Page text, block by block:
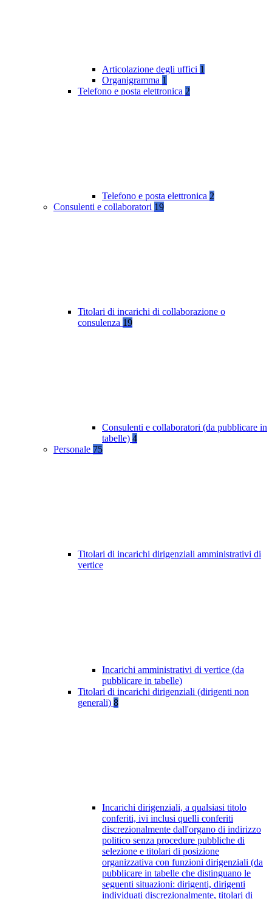
Articolazione degli uffici 1
Organigramma 1
Telefono e posta elettronica 2
Telefono e posta elettronica 2
Consulenti e collaboratori 19
Titolari di incarichi di collaborazione o
consulenza 19
Consulenti e collaboratori (da pubblicare in
tabelle) 4
Personale 75
Titolari di incarichi dirigenziali amministrativi di
vertice
Incarichi amministrativi di vertice (da
pubblicare in tabelle)
Titolari di incarichi dirigenziali (dirigenti non
generali) 8
Incarichi dirigenziali, a qualsiasi titolo
conferiti, ivi inclusi quelli conferiti
discrezionalmente dall'organo di indirizzo
politico senza procedure pubbliche di
selezione e titolari di posizione
organizzativa con funzioni dirigenziali (da
pubblicare in tabelle che distinguano le
seguenti situazioni: dirigenti, dirigenti
individuati discrezionalmente, titolari di